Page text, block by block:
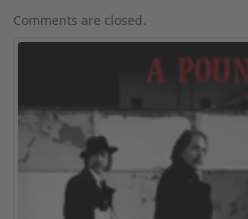
Comments are closed.